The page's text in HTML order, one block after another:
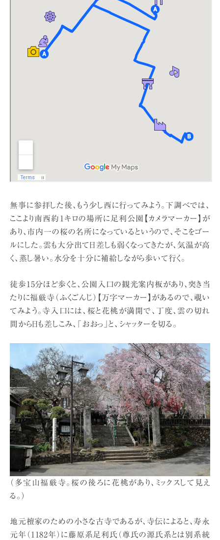
無事に参拝した後、もう少し西に行ってみよう。下調べでは、
ここより南西約1キロの場所に足利公園【カメラマーカー】が
あり、市内一の桜の名所になっているというので、そこをゴー
ルにした。雲も大分出て日差しも弱くなってきたが、気温が高
く、蒸し暑い。水分を十分に補給しながら歩いて行く。
徒歩15分ほど歩くと、公園入口の観光案内板があり、突き当
たりに福厳寺（ふくごんじ）【万字マーカー】があるので、覗い
てみよう。寺入口には、桜と花桃が満開で、丁度、雲の切れ
間から日も差しこみ、「おおっ」と、シャッターを切る。
（多宝山福厳寺。桜の後ろに花桃があり、ミックスして見え
る。）
地元檀家のための小さな古寺であるが、寺伝によると、寿永
元年（1182年）に藤原系足利氏（尊氏の源氏系とは別系統